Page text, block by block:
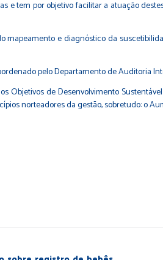
e tem por objetivo facilitar a atuação
e diagnóstico da
pelo Departamento de Auditoria
Objetivos de Desenvolvimento
norteadores da gestão, sobretudo: o